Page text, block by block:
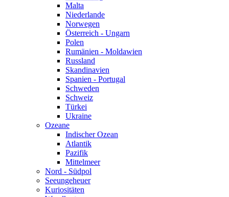
Malta
Niederlande
Norwegen
Österreich - Ungarn
Polen
Rumänien - Moldawien
Russland
Skandinavien
Spanien - Portugal
Schweden
Schweiz
Türkei
Ukraine
Ozeane
Indischer Ozean
Atlantik
Pazifik
Mittelmeer
Nord - Südpol
Seeungeheuer
Kuriositäten